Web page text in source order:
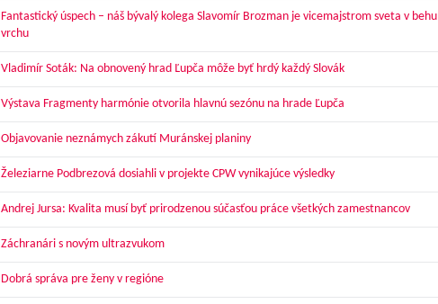
Fantastický úspech – náš bývalý kolega Slavomír Brozman je vicemajstrom sveta v
vrchu
Vladimír Soták: Na obnovený hrad Ľupča môže byť hrdý každý Slovák
Výstava Fragmenty harmónie otvorila hlavnú sezónu na hrade Ľupča
Objavovanie neznámych zákutí Muránskej planiny
Železiarne Podbrezová dosiahli v projekte CPW vynikajúce výsledky
Andrej Jursa: Kvalita musí byť prirodzenou súčasťou práce všetkých zamestnancov
Záchranári s novým ultrazvukom
Dobrá správa pre ženy v regióne